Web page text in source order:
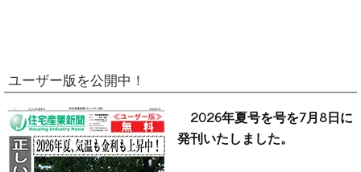
ユーザー版を公開中！
2026年夏号を号を7月8日に
発刊いたしました。